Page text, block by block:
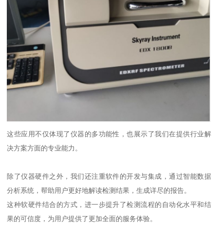
这些应用不仅体现了仪器的多功能性，也展示了我们在提供行业解
决方案方面的专业能力。
除了仪器硬件之外，我们还注重软件的开发与集成，通过智能数据
分析系统，帮助用户更好地解读检测结果，生成详尽的报告。
这种软硬件结合的方式，进一步提升了检测流程的自动化水平和结
果的可信度，为用户提供了更加全面的服务体验。